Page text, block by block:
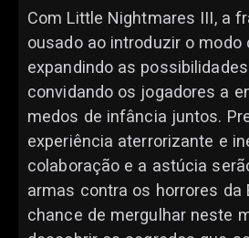
Com Little Nightmares III, a
ousado ao introduzir o modo
expandindo as
convidando os jogadores a
medos de infância juntos.
experiência aterrorizante e
colaboração e a astúcia
armas contra os horrores da
chance de mergulhar neste